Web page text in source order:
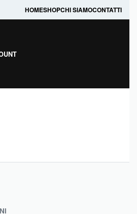
HOMESHOPCHI SIAMOCONTATTI